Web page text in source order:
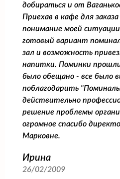
добираться и от
Приехав в кафе для
понимание моей
готовый вариант
зал и возможность
напитки. Поминки
было обещано - все было
поблагодарить
действительно
решение проблемы
огромное спасибо
Марковне.
Ирина
26/02/2009